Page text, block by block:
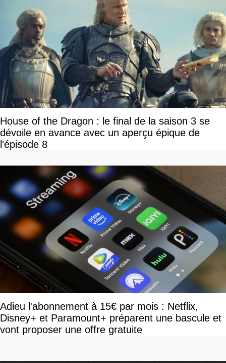
House of the Dragon : le final de la saison 3 se
dévoile en avance avec un aperçu épique de
l'épisode 8
Adieu l'abonnement à 15€ par mois : Netflix,
Disney+ et Paramount+ préparent une bascule et
vont proposer une offre gratuite